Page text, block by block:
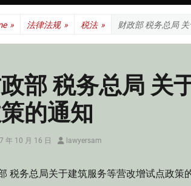
» 法律法规 » 税法 » 财政部 税务总局
部 税务总局 关
的通知
年 10 月 16 日 Authorlawyersam
税务总局关于建筑服务等营改增试点政策